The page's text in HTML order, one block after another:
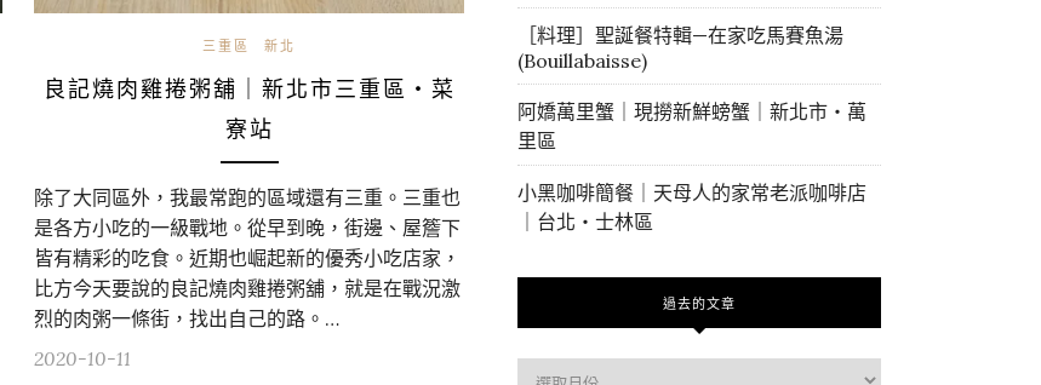
三重區 新北
良記燒肉雞捲粥舖｜新北市三重區・菜
寮站
除了大同區外，我最常跑的區域還有三重。三重也
是各方小吃的一級戰地。從早到晚，街邊、屋簷下
皆有精彩的吃食。近期也崛起新的優秀小吃店家，
比方今天要說的良記燒肉雞捲粥舖，就是在戰況激
烈的肉粥一條街，找出自己的路。…
2020-10-11
［料理］聖誕餐特輯—在家吃馬賽魚湯
(Bouillabaisse)
阿嬌萬里蟹｜現撈新鮮螃蟹｜新北市・萬
里區
小黑咖啡簡餐｜天母人的家常老派咖啡店
｜台北・士林區
過去的文章